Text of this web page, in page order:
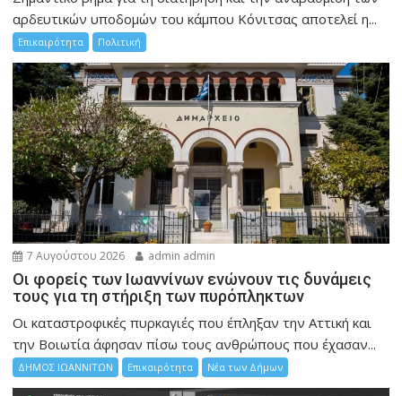
αρδευτικών υποδομών του κάμπου Κόνιτσας αποτελεί η...
Επικαιρότητα Πολιτική
7 Αυγούστου 2026 admin admin
Οι φορείς των Ιωαννίνων ενώνουν τις δυνάμεις
τους για τη στήριξη των πυρόπληκτων
Οι καταστροφικές πυρκαγιές που έπληξαν την Αττική και
την Bοιωτία άφησαν πίσω τους ανθρώπους που έχασαν...
ΔΗΜΟΣ ΙΩΑΝΝΙΤΩΝ Επικαιρότητα Νέα των Δήμων